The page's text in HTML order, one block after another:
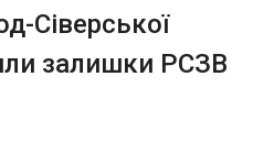
Сіверської
залишки РСЗВ